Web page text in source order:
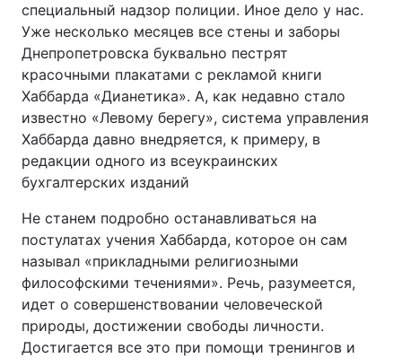
специальный надзор полиции. Иное дело у нас.
Уже несколько месяцев все стены и заборы
Днепропетровска буквально пестрят
красочными плакатами с рекламой книги
Хаббарда «Дианетика». А, как недавно стало
известно «Левому берегу», система управления
Хаббарда давно внедряется, к примеру, в
редакции одного из всеукраинских
бухгалтерских изданий
Не станем подробно останавливаться на
постулатах учения Хаббарда, которое он сам
называл «прикладными религиозными
философскими течениями». Речь, разумеется,
идет о совершенствовании человеческой
природы, достижении свободы личности.
Достигается все это при помощи тренингов и